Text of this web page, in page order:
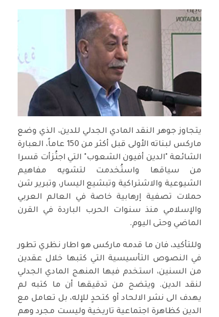
يتجاوز جوهر النقد المادي الجدلي للدين، الذي وضع
ماركس لبناته الأولى قبل أكثر من 150 عاماً، العبارة
الشائعة "الدين أفيون الشعوب" التي اجتُزأت قسرا
من سياقها واستُخدمت لتشويه مفاهيم
الشيوعية والاشتراكية وتبشيع اليسار، وتبرير شن
حملات تصفية إرهابية خاصة في العالم العربي
والإسلامي منذ سنوات الحرب الباردة في القرن
الماضي وحتى اليوم.
وللتأكيد، فان ما قدمه ماركس هو اطار نظري تطور
في النصوص التأسيسية التي كتبها خلال عقدين
من السنين، استخدم فيها المنهج المادي الجدلي
لنقد الدين. ويتضح من تدقيقها أن ما كتبه لم
يهدف الى نشر الالحاد أو كتحدٍ للإله، بل تعامل مع
الدين كظاهرة اجتماعية تاريخية وليست مجرد وهم